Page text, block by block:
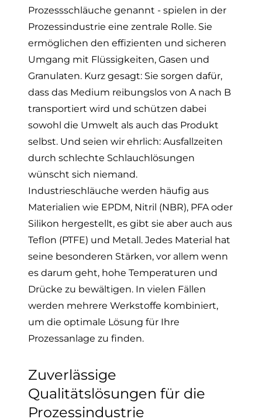
Prozessschläuche genannt - spielen in der
Prozessindustrie eine zentrale Rolle. Sie
ermöglichen den effizienten und sicheren
Umgang mit Flüssigkeiten, Gasen und
Granulaten. Kurz gesagt: Sie sorgen dafür,
dass das Medium reibungslos von A nach B
transportiert wird und schützen dabei
sowohl die Umwelt als auch das Produkt
selbst. Und seien wir ehrlich: Ausfallzeiten
durch schlechte Schlauchlösungen
wünscht sich niemand.
Industrieschläuche werden häufig aus
Materialien wie EPDM, Nitril (NBR), PFA oder
Silikon hergestellt, es gibt sie aber auch aus
Teflon (PTFE) und Metall. Jedes Material hat
seine besonderen Stärken, vor allem wenn
es darum geht, hohe Temperaturen und
Drücke zu bewältigen. In vielen Fällen
werden mehrere Werkstoffe kombiniert,
um die optimale Lösung für Ihre
Prozessanlage zu finden.
Zuverlässige
Qualitätslösungen für die
Prozessindustrie